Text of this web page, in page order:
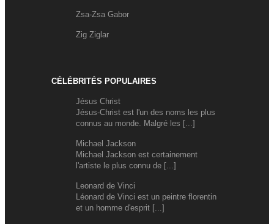
Zsa-Zsa Gabor
Zig Ziglar
CÉLÉBRITÉS POPULAIRES
Jésus Christ
Jésus-Christ est l'un des noms les plus
connus au monde. Malgré les [...]
Michael Jackson
Michael Jackson est certainement
l'artiste le plus connu de [...]
Leonard de Vinci
Léonard de Vinci est un peintre florentin
et un homme d'esprit [...]